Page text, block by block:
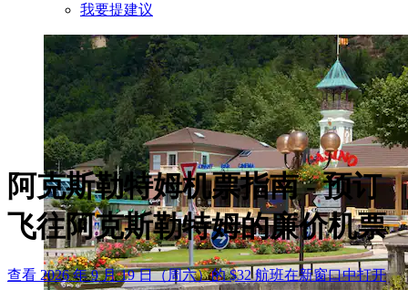
我要提建议
阿克斯勒特姆机票指南 - 预订
飞往阿克斯勒特姆的廉价机票
查看 2026 年 9 月 19 日（周六）的 $32 航班在新窗口中打开